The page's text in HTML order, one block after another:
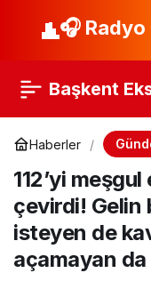
🎧 Radyo
Başkent
Haberler
112’yi
çevirdi! Gelin
isteyen de
açamayan da
Nüfusu 1 milyonu
büyük sorunu!
Vatandaşlar